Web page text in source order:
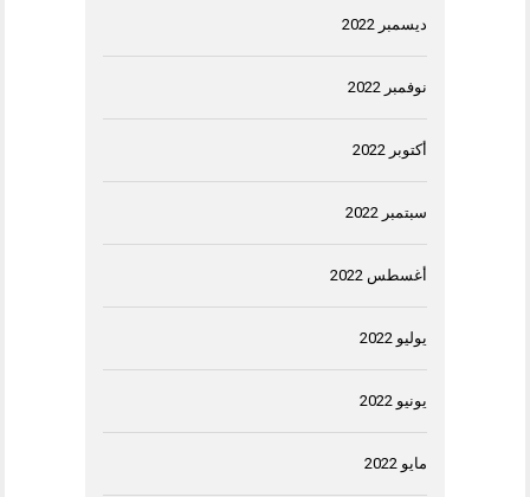
ديسمبر 2022
نوفمبر 2022
أكتوبر 2022
سبتمبر 2022
أغسطس 2022
يوليو 2022
يونيو 2022
مايو 2022